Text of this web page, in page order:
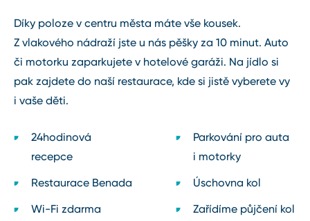
Díky poloze v centru města máte vše kousek.
Z vlakového nádraží jste u nás pěšky za 10 minut. Auto
či motorku zaparkujete v hotelové garáži. Na jídlo si
pak zajdete do naší restaurace, kde si jistě vyberete vy
i vaše děti.
24hodinová
recepce
Restaurace Benada
Wi⁠-⁠Fi zdarma
Parkování pro auta
i motorky
Úschovna kol
Zařídíme půjčení kol